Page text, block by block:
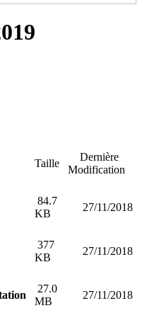
Taille
Dernière
Modification
84.7
KB
27/11/2018
377
KB
27/11/2018
27.0
MB
27/11/2018